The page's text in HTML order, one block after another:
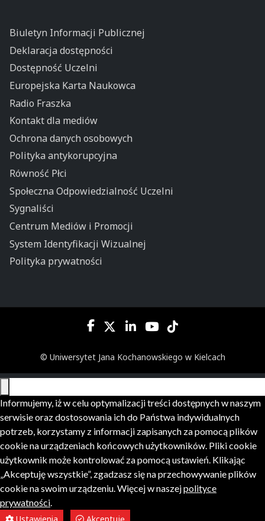
Biuletyn Informacji Publicznej
Deklaracja dostępności
Dostępność Uczelni
Europejska Karta Naukowca
Radio Fraszka
Kontakt dla mediów
Ochrona danych osobowych
Polityka antykorupcyjna
Równość Płci
Społeczna Odpowiedzialność Uczelni
Sygnaliści
Centrum Mediów i Promocji
System Identyfikacji Wizualnej
Polityka prywatności
© Uniwersytet Jana Kochanowskiego w Kielcach
Informujemy, iż w celu optymalizacji treści dostępnych w naszym
serwisie oraz dostosowania ich do Państwa indywidualnych
potrzeb, korzystamy z informacji zapisanych za pomocą plików
cookie na urządzeniach końcowych użytkowników. Pliki cookie
użytkownik może kontrolować za pomocą ustawień. Klikając
„Akceptuję wszystkie”, zgadzasz się na przechowywanie plików
cookie na swoim urządzeniu. Więcej w naszejpolityce
prywatności.